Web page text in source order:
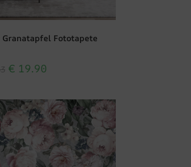
Fototapete
€ 19.90